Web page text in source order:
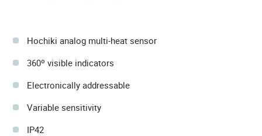
Hochiki analog multi-heat sensor
360º visible indicators
Electronically addressable
Variable sensitivity
IP42